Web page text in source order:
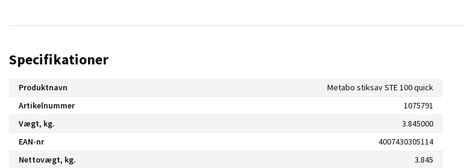
Specifikationer
Produktnavn
Metabo stiksav STE 100 quick
Artikelnummer
1075791
Vægt, kg.
3.845000
EAN-nr
4007430305114
Nettovægt, kg.
3.845